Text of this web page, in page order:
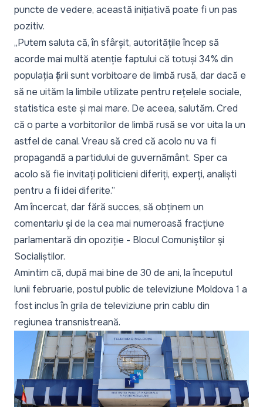
puncte de vedere, această inițiativă poate fi un pas
pozitiv.
„Putem saluta că, în sfârșit, autoritățile încep să
acorde mai multă atenție faptului că totuși 34% din
populația țării sunt vorbitoare de limbă rusă, dar dacă e
să ne uităm la limbile utilizate pentru rețelele sociale,
statistica este și mai mare. De aceea, salutăm. Cred
că o parte a vorbitorilor de limbă rusă se vor uita la un
astfel de canal. Vreau să cred că acolo nu va fi
propagandă a partidului de guvernământ. Sper ca
acolo să fie invitați politicieni diferiți, experți, analiști
pentru a fi idei diferite.”
Am încercat, dar fără succes, să obținem un
comentariu și de la cea mai numeroasă fracțiune
parlamentară din opoziție - Blocul Comuniștilor și
Socialiștilor.
Amintim că, după mai bine de 30 de ani, la începutul
lunii februarie, postul public de televiziune Moldova 1 a
fost inclus în grila de televiziune prin cablu din
regiunea transnistreană.